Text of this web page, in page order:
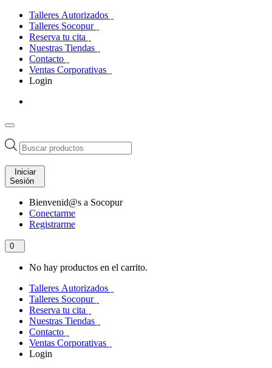
Talleres Autorizados
Talleres Socopur
Reserva tu cita
Nuestras Tiendas
Contacto
Ventas Corporativas
Login
Búsqueda
de
productos
Iniciar
Sesión
Bienvenid@s a Socopur
Conectarme
Registrarme
0
No hay productos en el carrito.
Talleres Autorizados
Talleres Socopur
Reserva tu cita
Nuestras Tiendas
Contacto
Ventas Corporativas
Login